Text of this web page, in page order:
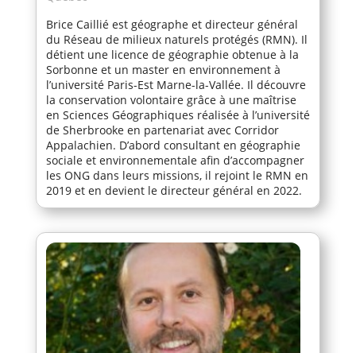
Brice Caillié est géographe et directeur général
du Réseau de milieux naturels protégés (RMN). Il
détient une licence de géographie obtenue à la
Sorbonne et un master en environnement à
l’université Paris-Est Marne-la-Vallée. Il découvre
la conservation volontaire grâce à une maîtrise
en Sciences Géographiques réalisée à l’université
de Sherbrooke en partenariat avec Corridor
Appalachien. D’abord consultant en géographie
sociale et environnementale afin d’accompagner
les ONG dans leurs missions, il rejoint le RMN en
2019 et en devient le directeur général en 2022.